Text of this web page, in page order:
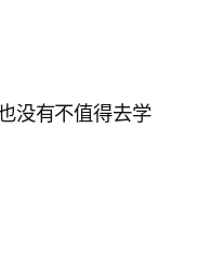
没有不值得去学